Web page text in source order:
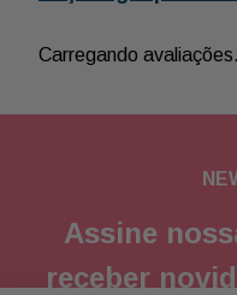
Carregando
Assine
receber